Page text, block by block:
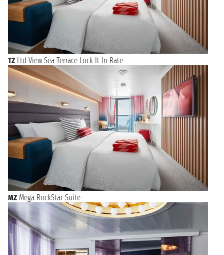
TZ Ltd View Sea Terrace Lock It In Rate
MZ Mega RockStar Suite